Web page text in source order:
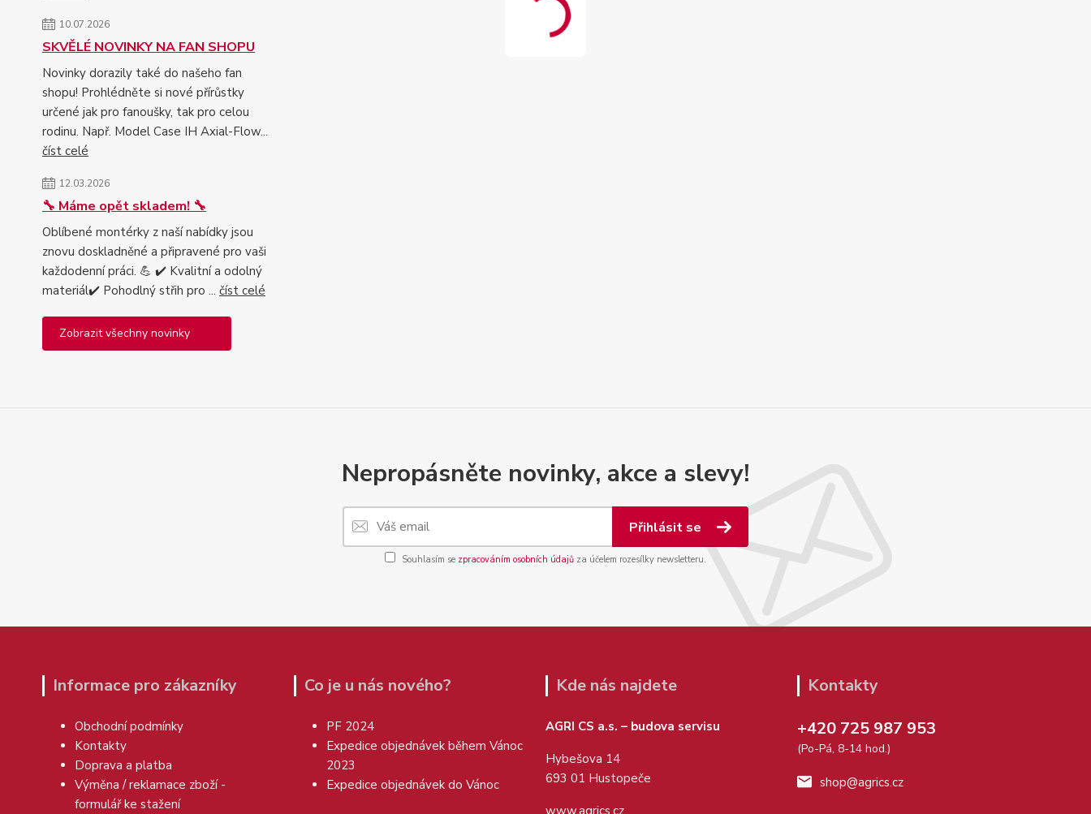
10.07.2026
SKVĚLÉ NOVINKY NA FAN SHOPU
Novinky dorazily také do našeho fan
shopu! Prohlédněte si nové přírůstky
určené jak pro fanoušky, tak pro celou
rodinu. Např. Model Case IH Axial-Flow...
číst celé
12.03.2026
🔧 Máme opět skladem! 🔧
Oblíbené montérky z naší nabídky jsou
znovu doskladněné a připravené pro vaši
každodenní práci. 💪 ✔️ Kvalitní a odolný
materiál✔️ Pohodlný střih pro ... číst celé
Zobrazit všechny novinky
Nepropásněte novinky, akce a slevy!
Přihlásit se
Souhlasím se zpracováním osobních údajů za účelem rozesílky newsletteru.
Informace pro zákazníky
Obchodní podmínky
Kontakty
Doprava a platba
Výměna / reklamace zboží -
formulář ke stažení
Co je u nás nového?
PF 2024
Expedice objednávek během Vánoc
2023
Expedice objednávek do Vánoc
Kde nás najdete
AGRI CS a.s. – budova servisu
Hybešova 14
693 01 Hustopeče
www.agrics.cz
Kontakty
+420 725 987 953
(Po-Pá, 8-14 hod.)
shop@agrics.cz